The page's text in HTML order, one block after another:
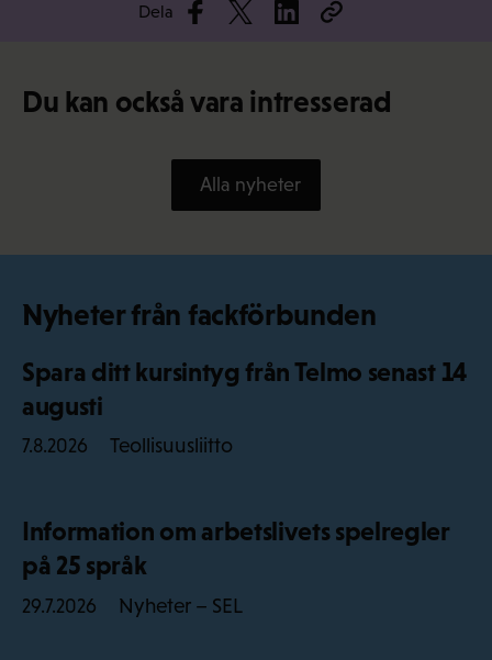
Dela
Du kan också vara intresserad
Alla nyheter
Nyheter från fackförbunden
Spara ditt kursintyg från Telmo senast 14
augusti
7.8.2026 Teollisuusliitto
Information om arbetslivets spelregler
på 25 språk
29.7.2026 Nyheter – SEL